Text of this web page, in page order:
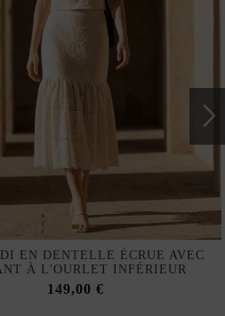
EN DENTELLE ÉCRUE AVEC
À L'OURLET INFÉRIEUR
149,00 €